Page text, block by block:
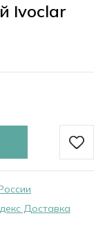
Ivoclar
Доставка